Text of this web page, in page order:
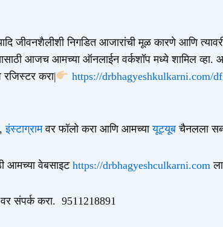
जीवनशैलीशी निगडित आजारांची मूळ कारणे आणि
आजच आमच्या ऑनलाईन वर्कशॉप मध्ये शामिल व्हा.
करा|
https://drbhagyeshkulkarni.com/
,इंस्टाग्रामवर फॉलो करा आणि आमच्यायूट्यूबचैनलला
आमच्या वेबसाइटhttps://drbhagyeshculkarni.com
संपर्क करा. 9511218891